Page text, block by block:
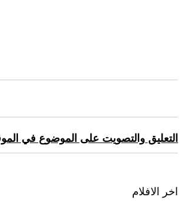
التعليق والتصويت على الموضوع في
اخر الافلام